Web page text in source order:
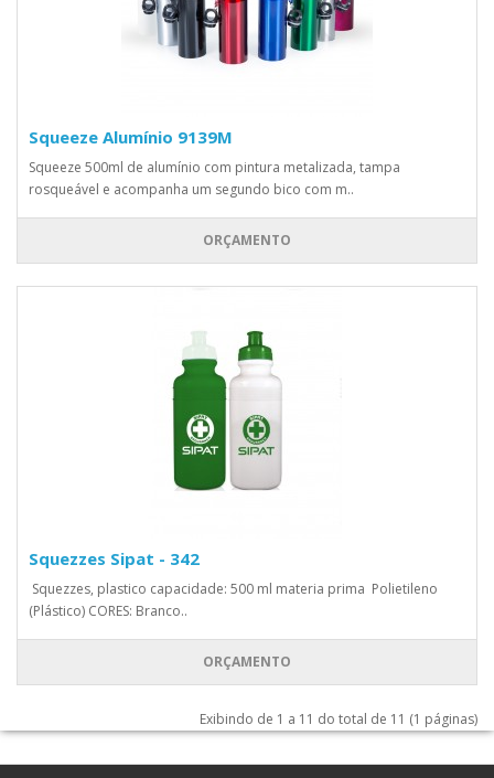
Squeeze Alumínio 9139M
Squeeze 500ml de alumínio com pintura metalizada, tampa
rosqueável e acompanha um segundo bico com m..
ORÇAMENTO
Squezzes Sipat - 342
Squezzes, plastico capacidade: 500 ml materia prima Polietileno
(Plástico) CORES: Branco..
ORÇAMENTO
Exibindo de 1 a 11 do total de 11 (1 páginas)